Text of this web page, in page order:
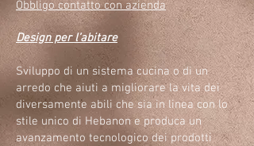
Obbligo contatto con azienda
Design per l’abitare
Sviluppo di un sistema cucina o di un
arredo che aiuti a migliorare la vita dei
diversamente abili che sia in linea con lo
stile unico di Hebanon e produca un
avanzamento tecnologico dei prodotti